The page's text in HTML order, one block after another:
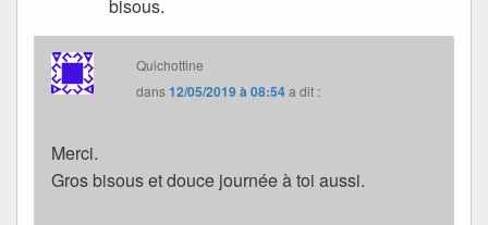
bisous.
Quichottine
dans12/05/2019 à 08:54a dit :
Merci.
Gros bisous et douce journée à toi aussi.